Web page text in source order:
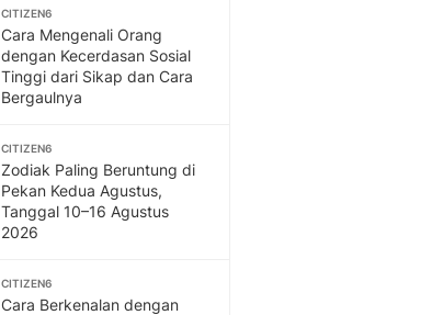
CITIZEN6
Cara Mengenali Orang
dengan Kecerdasan Sosial
Tinggi dari Sikap dan Cara
Bergaulnya
CITIZEN6
Zodiak Paling Beruntung di
Pekan Kedua Agustus,
Tanggal 10–16 Agustus
2026
CITIZEN6
Cara Berkenalan dengan